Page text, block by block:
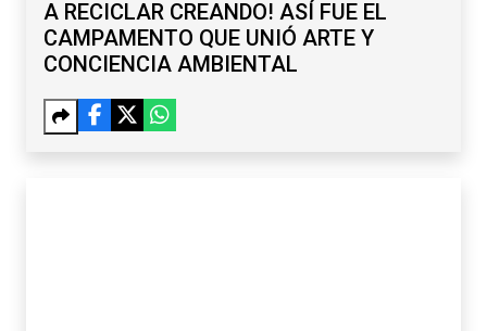
A RECICLAR CREANDO! ASÍ FUE EL
CAMPAMENTO QUE UNIÓ ARTE Y
CONCIENCIA AMBIENTAL